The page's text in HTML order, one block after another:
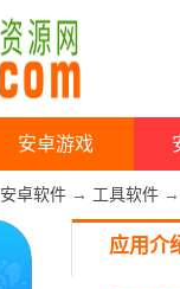
安卓游戏
安卓软件 → 工具软件 →
应用介